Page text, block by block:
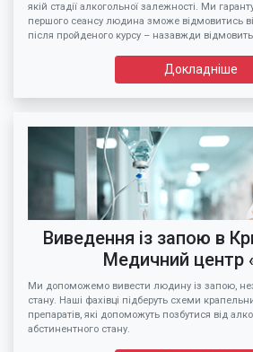
якій стадії алкогольної залежності. Ми
першого сеансу людина зможе відмовитись
після пройденого курсу – назавжди
Докладніше
Виведення із запою в
Медичний центр
Ми допоможемо вивести людину із запою,
стану. Наші фахівці підберуть схеми
препаратів, які допоможуть позбутися від
абстинентного стану.